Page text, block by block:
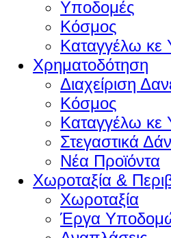
Υποδομές
Κόσμος
Καταγγέλω κε
Χρηματοδότηση
Διαχείριση
Κόσμος
Καταγγέλω κε
Στεγαστικά
Νέα Προϊόντα
Χωροταξία &
Χωροταξία
Έργα